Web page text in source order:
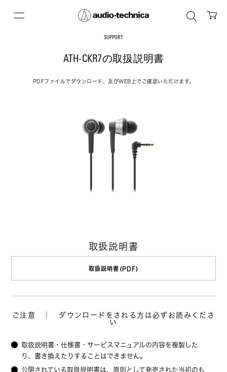
SUPPORT
ATH-CKR7の取扱説明書
PDFファイルでダウンロード、及びWEB上でご確認いただけます。
取扱説明書
取扱説明書(PDF)
ご注意 ｜ ダウンロードをされる方は必ずお読みくださ
い
取扱説明書・仕様書・サービスマニュアルの内容を複製した
り、書き換えたりすることはできません。
公開されている取扱説明書は、原則として発売された当初のも